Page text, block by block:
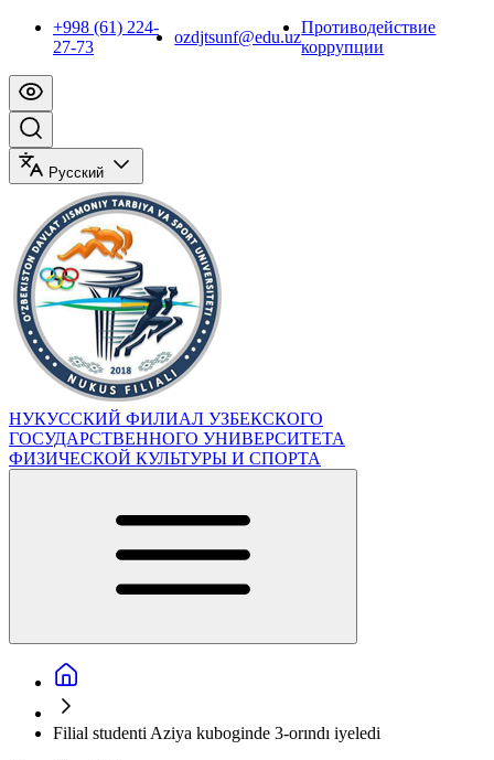
+998 (61) 224-
27-73
ozdjtsunf@edu.uz
Противодействие
коррупции
Русский
НУКУССКИЙ ФИЛИАЛ УЗБЕКСКОГО
ГОСУДАРСТВЕННОГО УНИВЕРСИТЕТА
ФИЗИЧЕСКОЙ КУЛЬТУРЫ И СПОРТА
Filial studenti Aziya kuboginde 3-orındı iyeledi